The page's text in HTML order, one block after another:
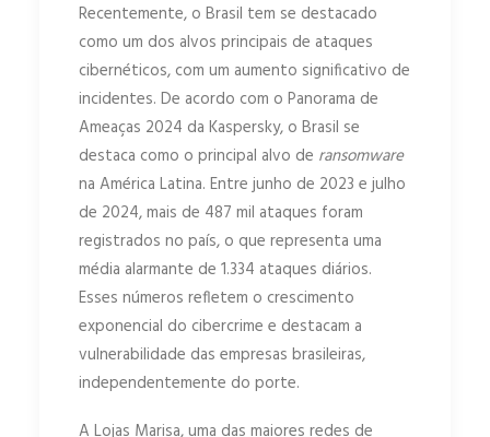
Recentemente, o Brasil tem se destacado
como um dos alvos principais de ataques
cibernéticos, com um aumento significativo de
incidentes. De acordo com o Panorama de
Ameaças 2024 da Kaspersky, o Brasil se
destaca como o principal alvo de ransomware
na América Latina. Entre junho de 2023 e julho
de 2024, mais de 487 mil ataques foram
registrados no país, o que representa uma
média alarmante de 1.334 ataques diários.
Esses números refletem o crescimento
exponencial do cibercrime e destacam a
vulnerabilidade das empresas brasileiras,
independentemente do porte.